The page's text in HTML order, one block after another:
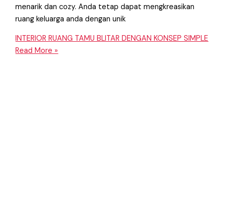
menarik dan cozy. Anda tetap dapat mengkreasikan
ruang keluarga anda dengan unik
INTERIOR RUANG TAMU BLITAR DENGAN KONSEP SIMPLE
Read More »